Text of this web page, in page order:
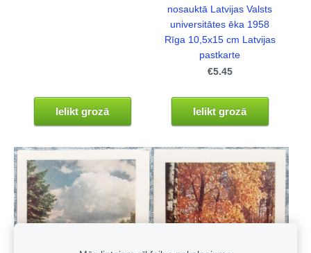
Ielikt grozā
nosauktā Latvijas Valsts
universitātes ēka 1958
Rīga 10,5x15 cm Latvijas
pastkarte
€5.45
Ielikt grozā